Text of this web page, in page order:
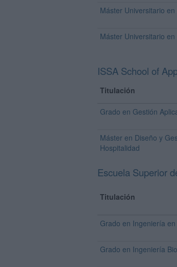
Máster Universitario
Máster Universitario
ISSA School of
Titulación
Grado en Gestión
Máster en Diseño y
Hospitalidad
Escuela Superior
Titulación
Grado en Ingeniería
Grado en Ingeniería